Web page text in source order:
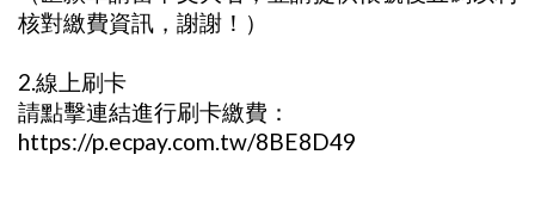
核對繳費資訊，謝謝！）
2.線上刷卡
請點擊連結進行刷卡繳費：
https://p.ecpay.com.tw/8BE8D49